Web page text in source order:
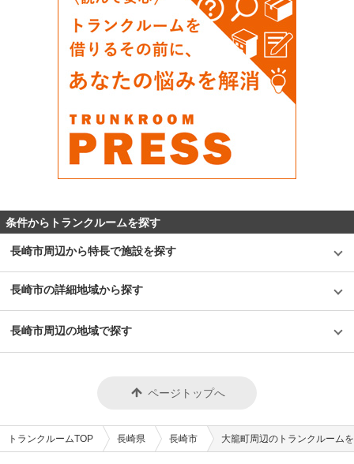
条件からトランクルームを探す
長崎市周辺から特長で施設を探す
長崎市の詳細地域から探す
長崎市周辺の地域で探す
ページトップへ
トランクルームTOP 長崎県 長崎市 大籠町周辺のトランクルーム